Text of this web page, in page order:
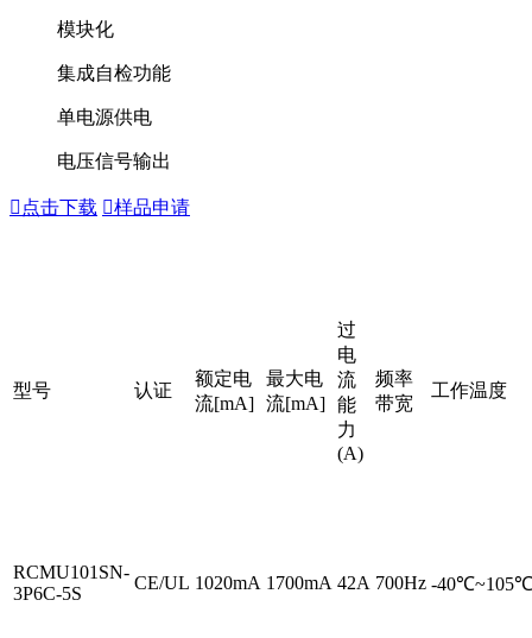
模块化
集成自检功能
单电源供电
电压信号输出
 点击下载 样品申请
型号 认证
额定电
流[mA]
最大电
流[mA]
过
电
流
能
力
(A)
频率
带宽
工作温度
RCMU101SN-
3P6C-5S
CE/UL 1020mA 1700mA 42A 700Hz -40℃~105℃